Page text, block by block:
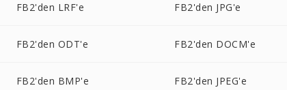
FB2'den LRF'e FB2'den JPG'e
FB2'den ODT'e FB2'den DOCM'e
FB2'den BMP'e FB2'den JPEG'e